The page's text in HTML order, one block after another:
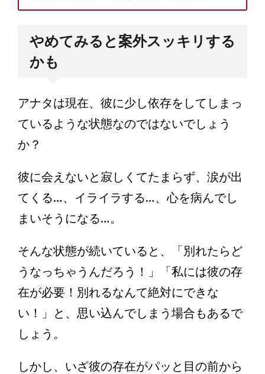
やめてみると案外スッキリする
かも
アナタは現在、彼に少し依存をしてしまっ
ているような状態なのではないでしょう
か？
彼に会えないと寂しくてたまらず、涙が出
てくる…、イライラする…、心を病んでし
まいそうになる…。
そんな状態が続いていると、「別れたらど
うなっちゃうんだろう！」「私には彼の存
在が必要！別れるなんて絶対にできな
い！」と、思い込んでしまう場合もあるで
しょう。
しかし、いざ彼の存在がパッと目の前から